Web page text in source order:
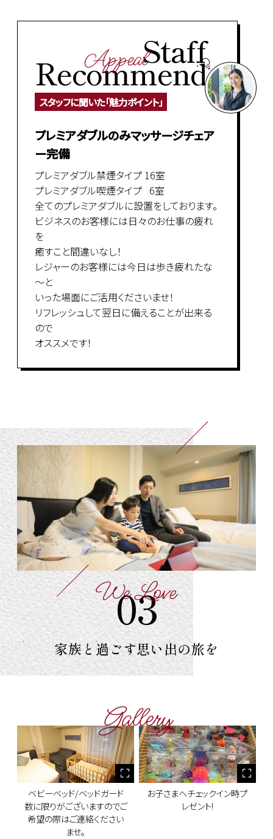
AppealStaff
Recommend
スタッフに聞いた「魅力ポイント」
プレミアダブルのみマッサージチェア
ー完備
プレミアダブル禁煙タイプ 16室
プレミアダブル喫煙タイプ 6室
全てのプレミアダブルに設置をしております。
ビジネスのお客様には日々のお仕事の疲れ
を
癒すこと間違いなし！
レジャーのお客様には今日は歩き疲れたな
～と
いった場面にご活用くださいませ！
リフレッシュして翌日に備えることが出来る
ので
オススメです！
03
We Love
家族と過ごす思い出の旅を
Gallery
ベビーベッド/ベッドガード
数に限りがございますのでご
希望の際はご連絡ください
ませ。
お子さまへチェックイン時プ
レゼント!